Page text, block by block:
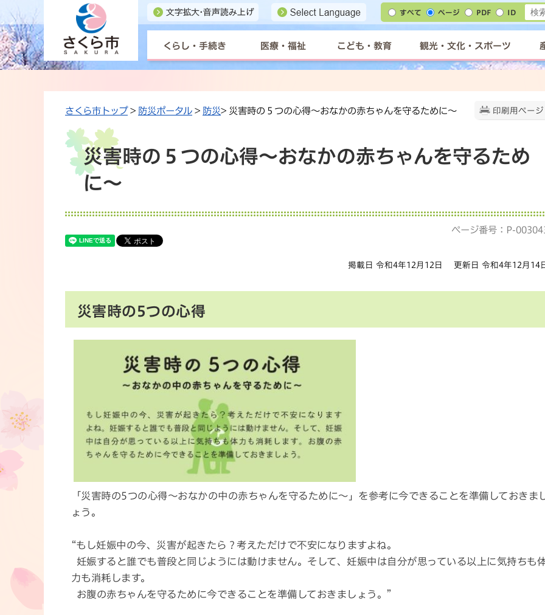
すべて ページ PDF ID
くらし・手続き 医療・福祉 こども・教育 観光・文化・スポーツ
印刷用ページ
さくら市トップ> 防災ポータル > 防災> 災害時の５つの心得〜おなかの赤ちゃんを守るために〜
災害時の５つの心得〜おなかの赤ちゃんを守るため
に〜
ページ番号：P-
掲載日 令和4年12月12日 更新日 令和4年12月14
災害時の5つの心得
「災害時の5つの心得～おなかの中の赤ちゃんを守るために～」を参考に今できることを準備しておきま
ょう。
“もし妊娠中の今、災害が起きたら？考えただけで不安になりますよね。
妊娠すると誰でも普段と同じようには動けません。そして、妊娠中は自分が思っている以上に気持ちも
力も消耗します。
お腹の赤ちゃんを守るために今できることを準備しておきましょう。”